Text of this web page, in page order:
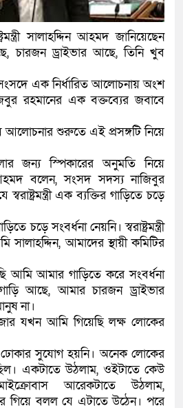
কলিমউল্লাহকে (ভিডিও)
সালাহদ্দিন আহমদ জানিয়েছেন
চারজন ড্রাইভার আছে, তিনি খুব
এক নির্ধারিত আলোচনায় অংশ
রহমানের এক বক্তব্যের জবাবে
আলোচনার শুরুতে এই প্রসঙ্গটি নিয়ে
জন্য স্পিকারের অনুমতি নিয়ে
আহমদ বলেন, সংসদ সদস্য নাজিবুর
এক ব্যক্তির গাড়িতে চড়ে
চড়ে সংবর্ধনা নেয়নি। স্বরাষ্ট্রমন্ত্রী
আমাদের স্থায়ী কমিটির
আমি আমার গাড়িতে করে সংবর্ধনা
আছে, আমার চারজন ড্রাইভার
না।
যখন আমি গিয়েছি লক্ষ লোকের
ঢোকার সুযোগ হয়নি। অনেক লোকের
একটাতে উঠলাম, ওইটাতে কেউ
আরেকটাতে উঠলাম,
গিয়ে বলল যে এটাতে উঠেন। পরে